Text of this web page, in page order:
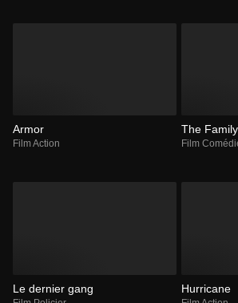
Armor
Film Action
The
Film
Le dernier gang Hurricane